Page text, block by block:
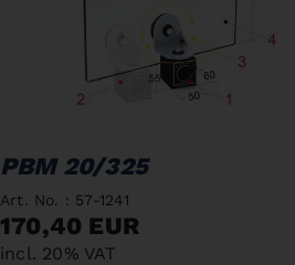
PBM 20/325
Art. No. : 57-1241
170,40 EUR
incl. 20% VAT